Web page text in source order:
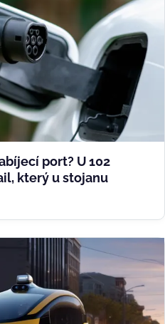
port? U 102
který u stojanu